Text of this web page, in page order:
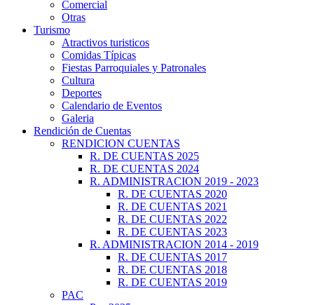
Comercial
Otras
Turismo
Atractivos turisticos
Comidas Típicas
Fiestas Parroquiales y Patronales
Cultura
Deportes
Calendario de Eventos
Galeria
Rendición de Cuentas
RENDICION CUENTAS
R. DE CUENTAS 2025
R. DE CUENTAS 2024
R. ADMINISTRACION 2019 - 2023
R. DE CUENTAS 2020
R. DE CUENTAS 2021
R. DE CUENTAS 2022
R. DE CUENTAS 2023
R. ADMINISTRACION 2014 - 2019
R. DE CUENTAS 2017
R. DE CUENTAS 2018
R. DE CUENTAS 2019
PAC